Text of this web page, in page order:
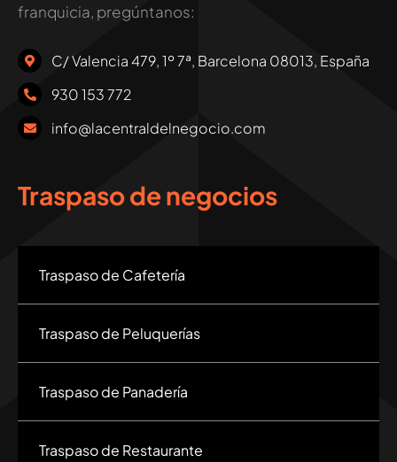
franquicia, pregúntanos:
C/ Valencia 479, 1º 7ª, Barcelona 08013, España
930 153 772
info@lacentraldelnegocio.com
Traspaso de negocios
Traspaso de Cafetería
Traspaso de Peluquerías
Traspaso de Panadería
Traspaso de Restaurante